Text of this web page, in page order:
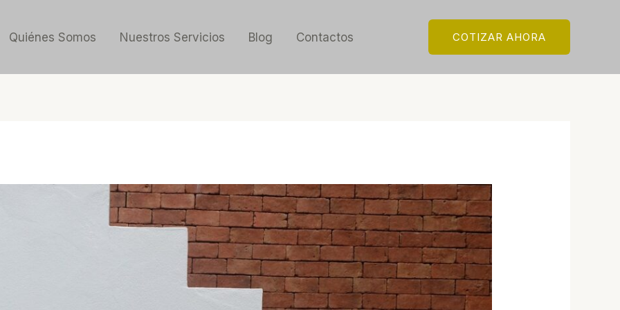
Quiénes Somos Nuestros Servicios Blog Contactos COTIZAR AHORA